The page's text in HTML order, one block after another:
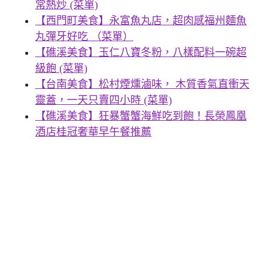
常熱炒 (菜單)
【西門町美食】永富魚丸店，超肉感福州麵魚
丸彈牙好吃 （菜單）
【礁溪美食】玉仁八寶冬粉，八樣配料一碗超
級飽 (菜單)
【台南美食】松村煙燻滷味， 木質香氣直衝天
靈蓋，一天只賣四小時 (菜單)
【礁溪美食】狂暴蟹蟹海鮮吃到飽！長榮鳳凰
酒店桂冠奢華早午餐推薦